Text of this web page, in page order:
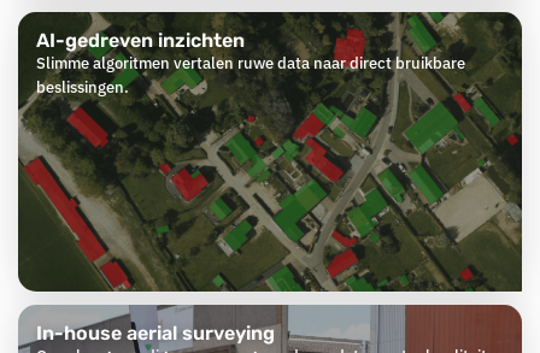
AI-gedreven inzichten
Slimme algoritmen vertalen ruwe data naar direct bruikbare
beslissingen.
In-house aerial surveying